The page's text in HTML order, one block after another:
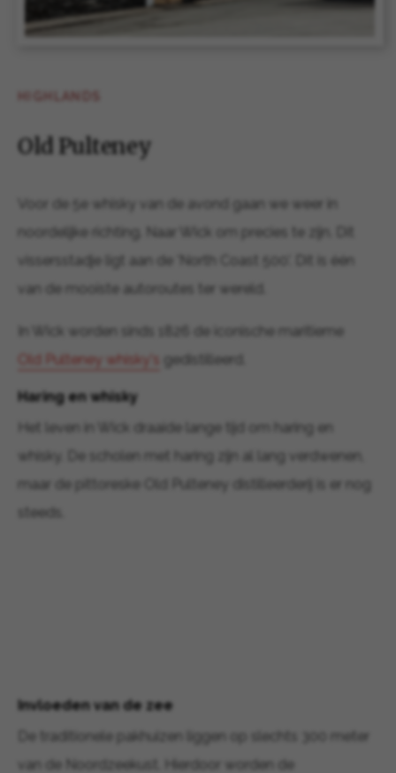
Old Pulteney
Voor de 5e whisky van de avond gaan we weer in
noordelijke richting. Naar Wick om precies te zijn. Dit
vissersstadje ligt aan de 'North Coast 500'. Dit is één
van de mooiste autoroutes ter wereld.
In Wick worden sinds 1826 de iconische maritieme
Old Pulteney whisky's
gedistilleerd.
Haring en whisky
Het leven in Wick draaide lange tijd om haring en
whisky. De scholen met haring zijn al lang verdwenen,
maar de pittoreske Old Pulteney distilleerderij is er nog
steeds.
Invloeden van de zee
De traditionele pakhuizen liggen op slechts 300 meter
van de Noordzeekust. Hierdoor worden de